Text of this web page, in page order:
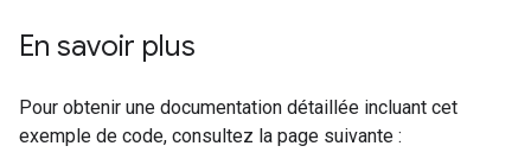
En savoir plus
Pour obtenir une documentation détaillée incluant cet
exemple de code, consultez la page suivante :